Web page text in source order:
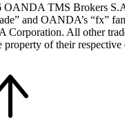
OANDA TMS Brokers
and OANDA’s “fx”
Corporation. All other
property of their respective